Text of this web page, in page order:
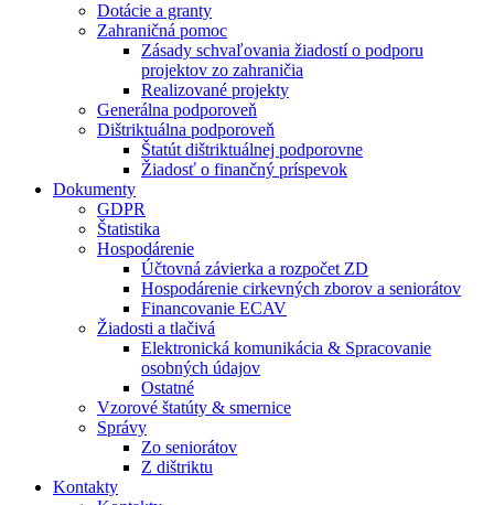
Dotácie a granty
Zahraničná pomoc
Zásady schvaľovania žiadostí o podporu
projektov zo zahraničia
Realizované projekty
Generálna podporoveň
Dištriktuálna podporoveň
Štatút dištriktuálnej podporovne
Žiadosť o finančný príspevok
Dokumenty
GDPR
Štatistika
Hospodárenie
Účtovná závierka a rozpočet ZD
Hospodárenie cirkevných zborov a seniorátov
Financovanie ECAV
Žiadosti a tlačivá
Elektronická komunikácia & Spracovanie
osobných údajov
Ostatné
Vzorové štatúty & smernice
Správy
Zo seniorátov
Z dištriktu
Kontakty